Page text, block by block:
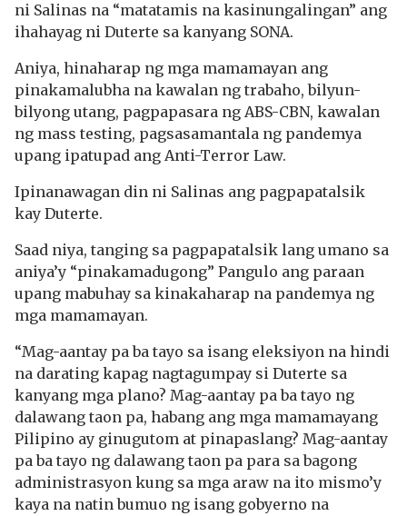
ni Salinas na “matatamis na kasinungalingan” ang
ihahayag ni Duterte sa kanyang SONA.
Aniya, hinaharap ng mga mamamayan ang
pinakamalubha na kawalan ng trabaho, bilyun-
bilyong utang, pagpapasara ng ABS-CBN, kawalan
ng mass testing, pagsasamantala ng pandemya
upang ipatupad ang Anti-Terror Law.
Ipinanawagan din ni Salinas ang pagpapatalsik
kay Duterte.
Saad niya, tanging sa pagpapatalsik lang umano sa
aniya’y “pinakamadugong” Pangulo ang paraan
upang mabuhay sa kinakaharap na pandemya ng
mga mamamayan.
“Mag-aantay pa ba tayo sa isang eleksiyon na hindi
na darating kapag nagtagumpay si Duterte sa
kanyang mga plano? Mag-aantay pa ba tayo ng
dalawang taon pa, habang ang mga mamamayang
Pilipino ay ginugutom at pinapaslang? Mag-aantay
pa ba tayo ng dalawang taon pa para sa bagong
administrasyon kung sa mga araw na ito mismo’y
kaya na natin bumuo ng isang gobyerno na